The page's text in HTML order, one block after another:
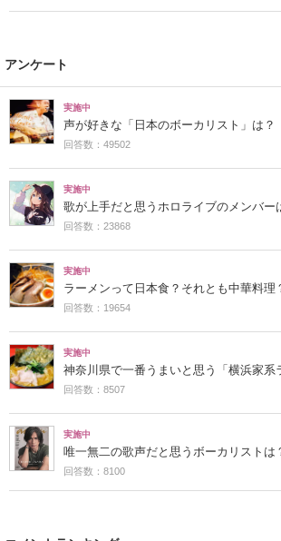
で食べられる」
アンケート
実施中
声が好きな「日本のボーカリスト」は？
回答数：49502
実施中
歌が上手だと思うホロライブのメンバー
回答数：23868
実施中
ラーメンって日本食？それとも中華料理
回答数：19654
実施中
神奈川県で一番うまいと思う「横浜家系
回答数：8507
実施中
唯一無二の歌声だと思うボーカリストは
回答数：8100